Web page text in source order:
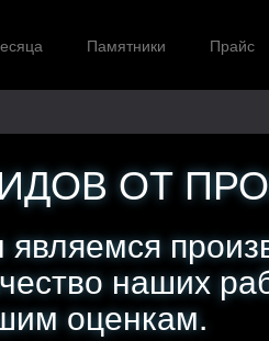
Памятники Прайс
ОТ
наших
оценкам.